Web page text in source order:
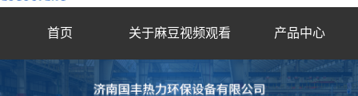
首页 关于麻豆视频观看 产品中心